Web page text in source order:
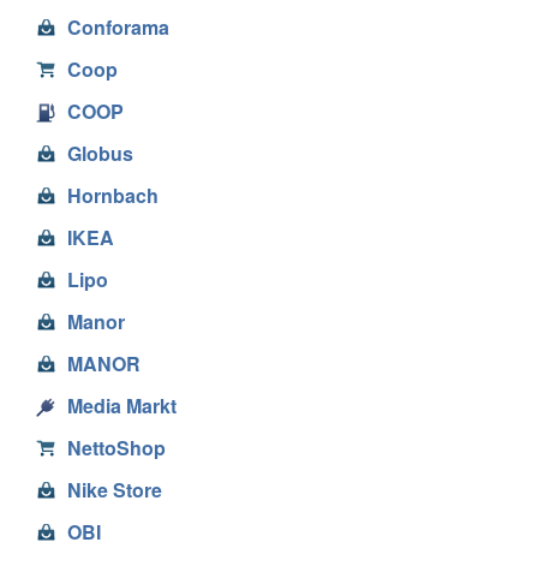
Conforama
Coop
COOP
Globus
Hornbach
IKEA
Lipo
Manor
MANOR
Media Markt
NettoShop
Nike Store
OBI